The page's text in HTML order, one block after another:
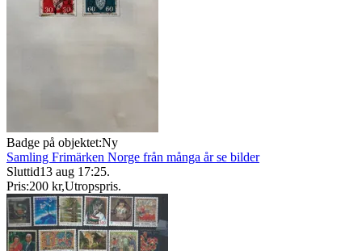
Badge på objektet:Ny
Samling Frimärken Norge från många år se bilder
Sluttid13 aug 17:25.
Pris:200 kr,Utropspris.